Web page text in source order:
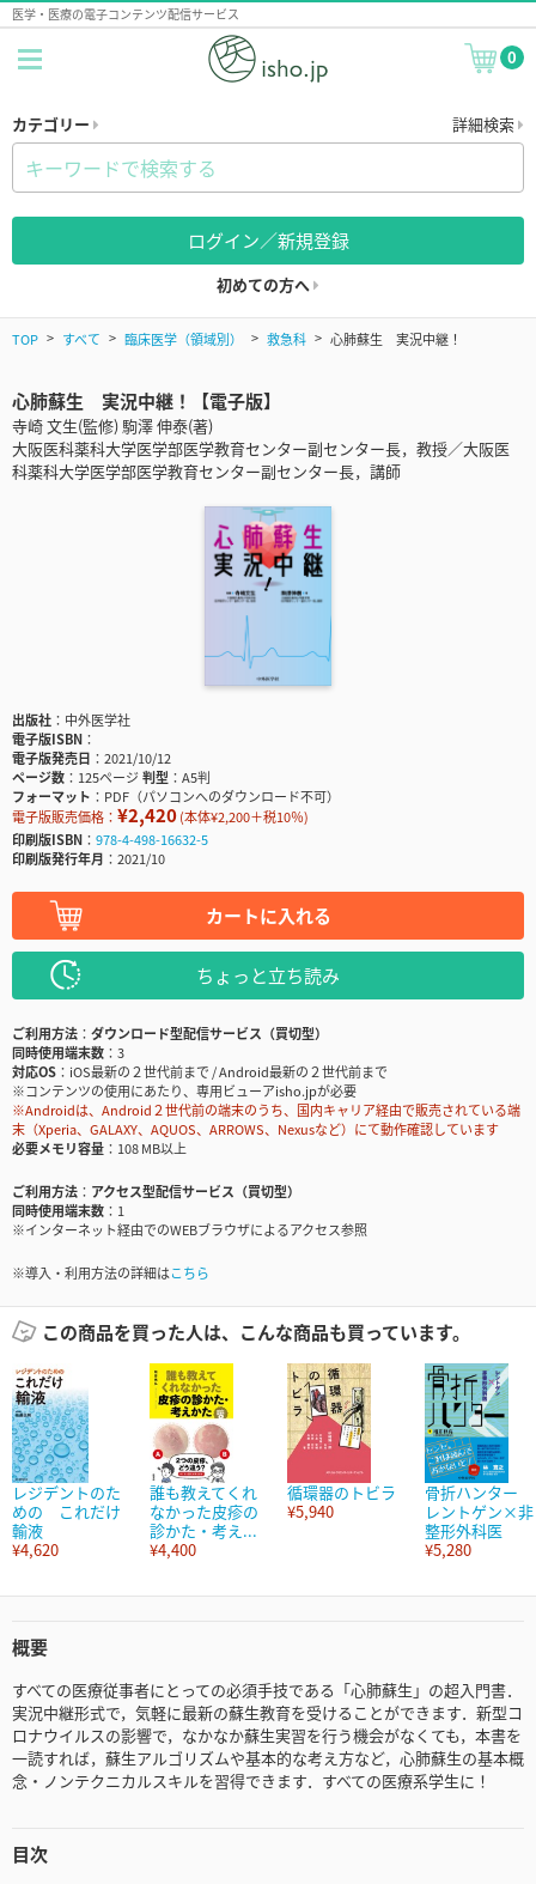
医学・医療の電子コンテンツ配信サービス
0
カテゴリー 詳細検索
ログイン／新規登録
初めての方へ
TOP すべて 臨床医学（領域別） 救急科 心肺蘇生 実況中継！
心肺蘇生 実況中継！【電子版】
寺崎 文生(監修) 駒澤 伸泰(著)
大阪医科薬科大学医学部医学教育センター副センター長，教授／大阪医
科薬科大学医学部医学教育センター副センター長，講師
出版社
中外医学社
電子版ISBN
電子版発売日
2021/10/12
ページ数
125ページ判型
A5判
フォーマット
PDF（パソコンへのダウンロード不可）
電子版販売価格： ¥2,420(本体¥2,200＋税10％)
印刷版ISBN
978-4-498-16632-5
印刷版発行年月
2021/10
カートに入れる
ちょっと立ち読み
ご利用方法
ダウンロード型配信サービス（買切型）
同時使用端末数
3
対応OS
iOS最新の２世代前まで / Android最新の２世代前まで
※コンテンツの使用にあたり、専用ビューアisho.jpが必要
※Androidは、Android２世代前の端末のうち、国内キャリア経由で販売されている端
末（Xperia、GALAXY、AQUOS、ARROWS、Nexusなど）にて動作確認しています
必要メモリ容量
108 MB以上
ご利用方法
アクセス型配信サービス（買切型）
同時使用端末数
1
※インターネット経由でのWEBブラウザによるアクセス参照
※導入・利用方法の詳細はこちら
この商品を買った人は、こんな商品も買っています。
レジデントのた
めの これだけ
輸液
¥4,620
誰も教えてくれ
なかった皮疹の
診かた・考え...
¥4,400
循環器のトビラ
¥5,940
骨折ハンター
レントゲン×非
整形外科医
¥5,280
概要
すべての医療従事者にとっての必須手技である「心肺蘇生」の超入門書．
実況中継形式で，気軽に最新の蘇生教育を受けることができます．新型コ
ロナウイルスの影響で，なかなか蘇生実習を行う機会がなくても，本書を
一読すれば，蘇生アルゴリズムや基本的な考え方など，心肺蘇生の基本概
念・ノンテクニカルスキルを習得できます．すべての医療系学生に！
目次